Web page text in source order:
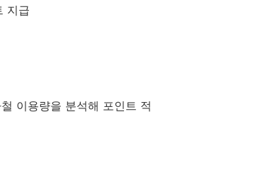
지급
이용량을 분석해 포인트 적